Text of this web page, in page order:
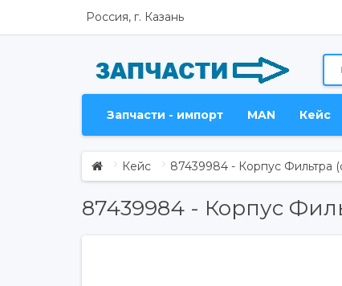
Россия, г. Казань
Запчасти - импорт MAN Кейс
Кейс 87439984 - Корпус Фильтра
87439984 - Корпус